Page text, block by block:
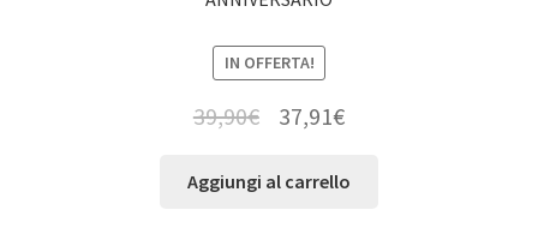
IN OFFERTA!
39,90€ 37,91€
Aggiungi al carrello